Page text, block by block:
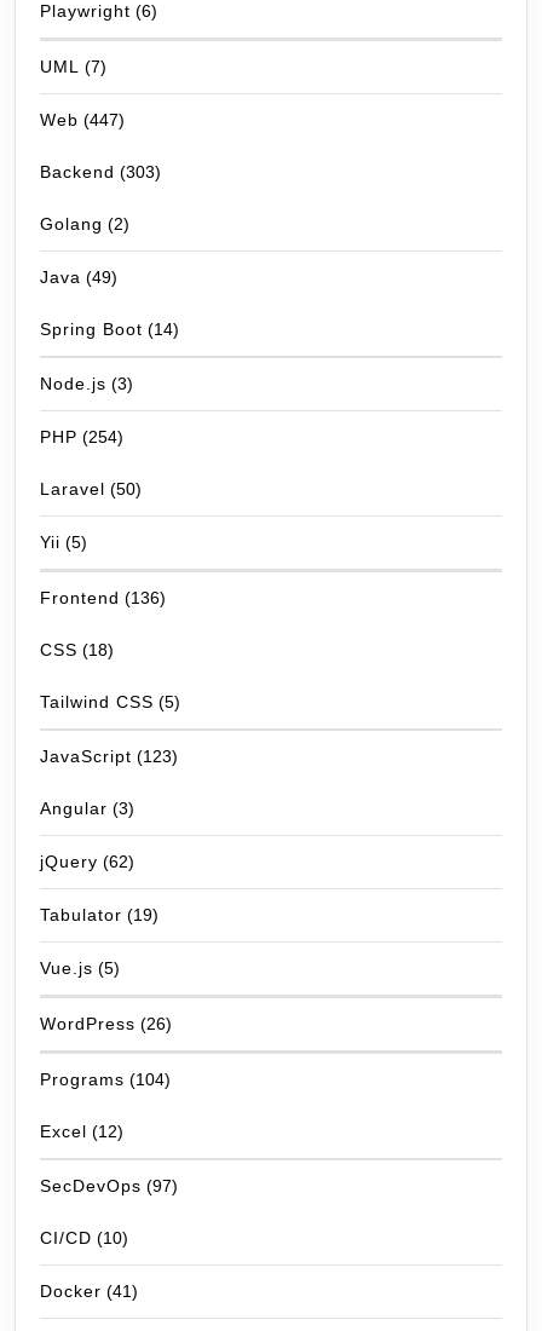
Playwright (6)
UML (7)
Web (447)
Backend (303)
Golang (2)
Java (49)
Spring Boot (14)
Node.js (3)
PHP (254)
Laravel (50)
Yii (5)
Frontend (136)
CSS (18)
Tailwind CSS (5)
JavaScript (123)
Angular (3)
jQuery (62)
Tabulator (19)
Vue.js (5)
WordPress (26)
Programs (104)
Excel (12)
SecDevOps (97)
CI/CD (10)
Docker (41)